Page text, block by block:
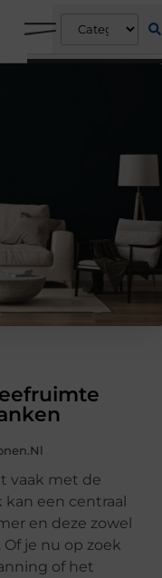
vaak met de
een centraal
en deze zowel
je nu op zoek
of het